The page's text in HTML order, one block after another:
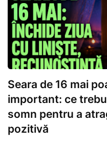
Seara de 16 mai
important: ce
somn pentru a
pozitivă